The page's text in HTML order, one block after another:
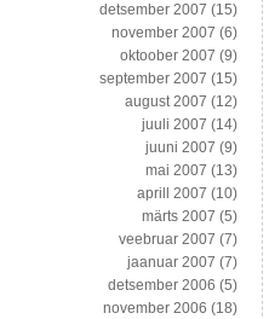
detsember 2007 (15)
november 2007 (6)
oktoober 2007 (9)
september 2007 (15)
august 2007 (12)
juuli 2007 (14)
juuni 2007 (9)
mai 2007 (13)
aprill 2007 (10)
märts 2007 (5)
veebruar 2007 (7)
jaanuar 2007 (7)
detsember 2006 (5)
november 2006 (18)